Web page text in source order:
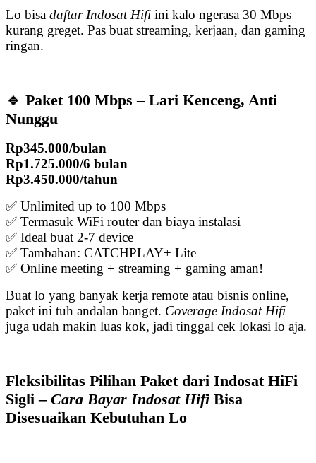
Lo bisa daftar Indosat Hifi ini kalo ngerasa 30 Mbps
kurang greget. Pas buat streaming, kerjaan, dan gaming
ringan.
🔹 Paket 100 Mbps – Lari Kenceng, Anti
Nunggu
Rp345.000/bulan
Rp1.725.000/6 bulan
Rp3.450.000/tahun
✅ Unlimited up to 100 Mbps
✅ Termasuk WiFi router dan biaya instalasi
✅ Ideal buat 2-7 device
✅ Tambahan: CATCHPLAY+ Lite
✅ Online meeting + streaming + gaming aman!
Buat lo yang banyak kerja remote atau bisnis online,
paket ini tuh andalan banget. Coverage Indosat Hifi
juga udah makin luas kok, jadi tinggal cek lokasi lo aja.
Fleksibilitas Pilihan Paket dari Indosat HiFi
Sigli – Cara Bayar Indosat Hifi Bisa
Disesuaikan Kebutuhan Lo